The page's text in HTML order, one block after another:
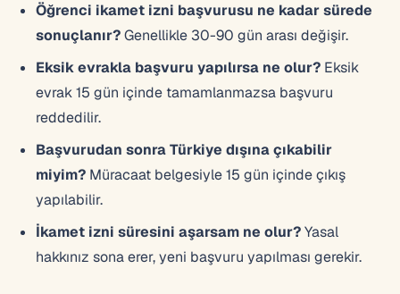
Öğrenci ikamet izni başvurusu ne kadar sürede
sonuçlanır?Genellikle 30-90 gün arası değişir.
Eksik evrakla başvuru yapılırsa ne olur? Eksik
evrak 15 gün içinde tamamlanmazsa başvuru
reddedilir.
Başvurudan sonra Türkiye dışına çıkabilir
miyim? Müracaat belgesiyle 15 gün içinde çıkış
yapılabilir.
İkamet izni süresini aşarsam ne olur?Yasal
hakkınız sona erer, yeni başvuru yapılması gerekir.